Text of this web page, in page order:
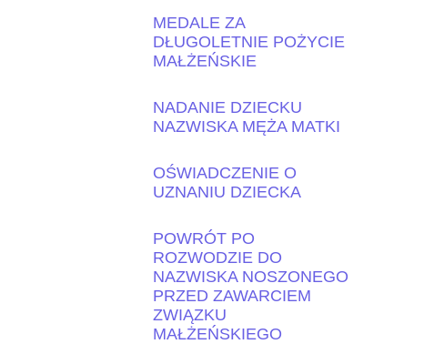
MEDALE ZA
DŁUGOLETNIE POŻYCIE
MAŁŻEŃSKIE
NADANIE DZIECKU
NAZWISKA MĘŻA MATKI
OŚWIADCZENIE O
UZNANIU DZIECKA
POWRÓT PO
ROZWODZIE DO
NAZWISKA NOSZONEGO
PRZED ZAWARCIEM
ZWIĄZKU
MAŁŻEŃSKIEGO